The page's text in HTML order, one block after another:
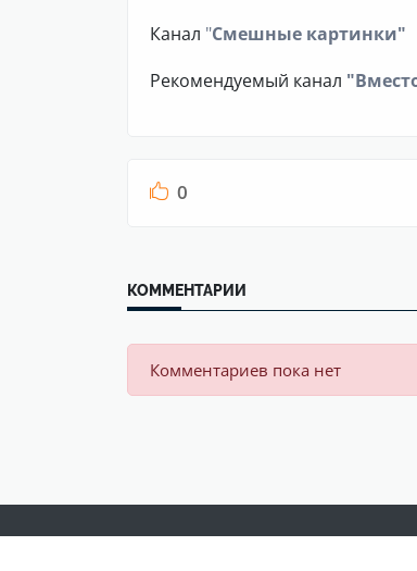
Канал "Смешные картинки"
Рекомендуемый канал
0
КОММЕНТАРИИ
Комментариев пока нет